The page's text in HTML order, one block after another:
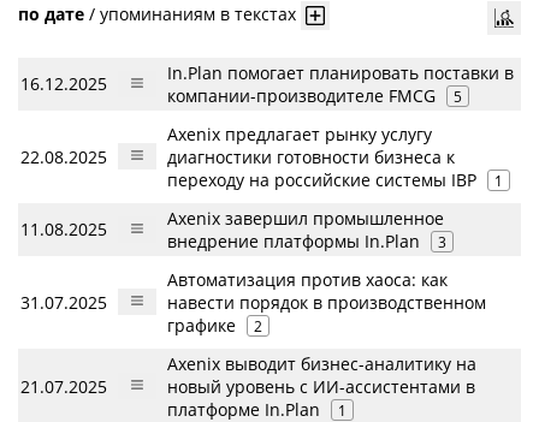
по дате / упоминаниям в текстах
16.12.2025
In.Plan помогает планировать поставки в
компании-производителе FMCG
5
22.08.2025
Axenix предлагает рынку услугу
диагностики готовности бизнеса к
переходу на российские системы IBP
1
11.08.2025
Axenix завершил промышленное
внедрение платформы In.Plan
3
31.07.2025
Автоматизация против хаоса: как
навести порядок в производственном
графике
2
21.07.2025
Axenix выводит бизнес-аналитику на
новый уровень с ИИ-ассистентами в
платформе In.Plan
1